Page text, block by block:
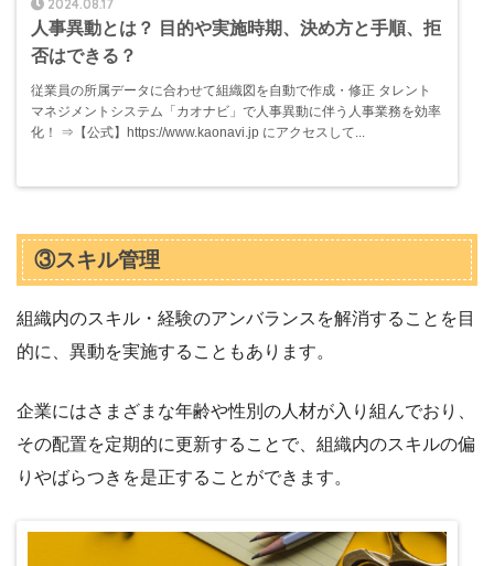
2024.08.17
人事異動とは？ 目的や実施時期、決め方と手順、拒
否はできる？
従業員の所属データに合わせて組織図を自動で作成・修正 タレント
マネジメントシステム「カオナビ」で人事異動に伴う人事業務を効率
化！ ⇒【公式】https://www.kaonavi.jp にアクセスして...
③スキル管理
組織内のスキル・経験のアンバランスを解消することを目
的に、異動を実施することもあります。
企業にはさまざまな年齢や性別の人材が入り組んでおり、
その配置を定期的に更新することで、組織内のスキルの偏
りやばらつきを是正することができます。